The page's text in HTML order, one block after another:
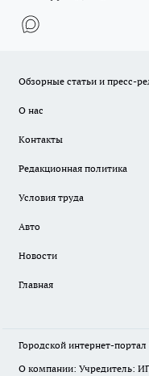
Обзорные статьи и пресс-
О нас
Контакты
Редакционная политика
Условия труда
Авто
Новости
Главная
Городской интернет-портал
О компании: Учредитель: